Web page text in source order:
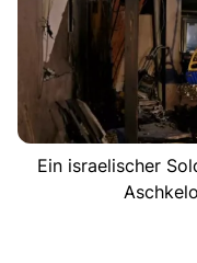
Ein israelischer